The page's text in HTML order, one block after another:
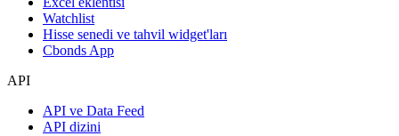
Watchlist
Hisse senedi ve tahvil widget'ları
Cbonds App
API
API ve Data Feed
API dizini